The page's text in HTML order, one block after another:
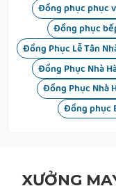
Tạp dề phục
Đồng phục phục
Đồng phục
Đồng Phục Lễ Tân
Đồng Phục Nhà
Đồng Phục Nhà
Đồng phục
XƯỞNG